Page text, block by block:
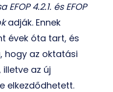
4.2.1. és EFOP
adják. Ennek
évek óta tart, és
hogy az oktatási
illetve az új
elkezdődhetett.